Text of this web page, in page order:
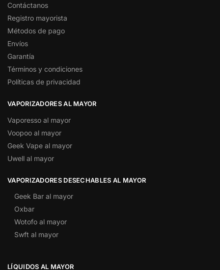
Contáctanos
Registro mayorista
Métodos de pago
Envíos
Garantía
Términos y condiciones
Políticas de privacidad
VAPORIZADORES AL MAYOR
Vaporesso al mayor
Voopoo al mayor
Geek Vape al mayor
Uwell al mayor
VAPORIZADORES DESECHABLES AL MAYOR
Geek Bar al mayor
Oxbar
Wotofo al mayor
Swft al mayor
LÍQUIDOS AL MAYOR